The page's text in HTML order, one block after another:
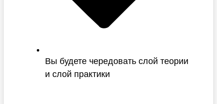
Вы будете чередовать слой теории
и слой практики